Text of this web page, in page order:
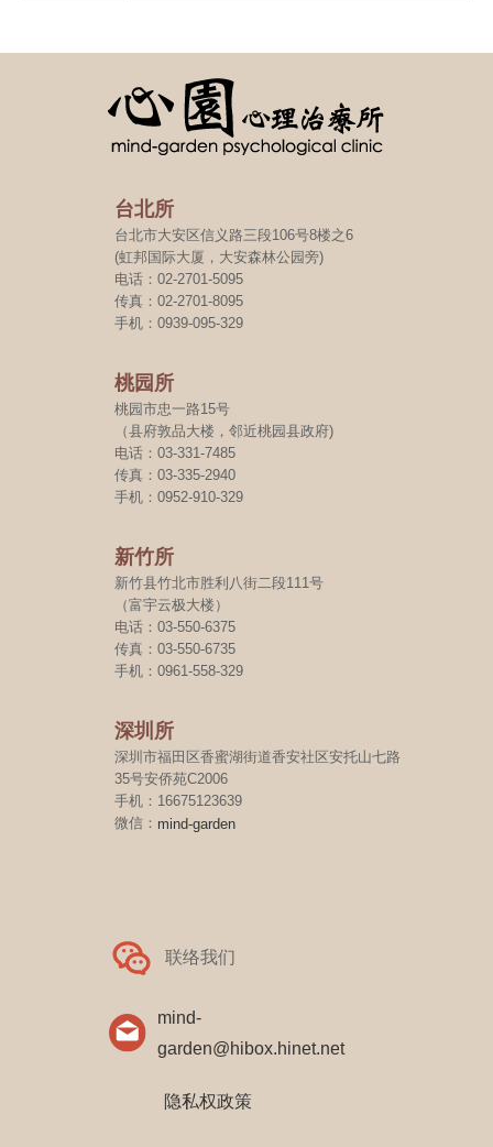
台北所
台北市大安区信义路三段106号8楼之6
(虹邦国际大厦，大安森林公园旁)
电话：02-2701-5095
传真：02-2701-8095
手机：0939-095-329
桃园所
桃园市忠一路15号
（县府敦品大楼，邻近桃园县政府)
电话：03-331-7485
传真：03-335-2940
手机：0952-910-329
新竹所
新竹县竹北市胜利八街二段111号
（富宇云极大楼）
电话：03-550-6375
传真：03-550-6735
手机：0961-558-329
深圳所
深圳市福田区香蜜湖街道香安社区安托山七路
35号安侨苑C2006
手机：16675123639
微信： mind-garden
联络我们
mind-
garden@hibox.hinet.net
隐私权政策